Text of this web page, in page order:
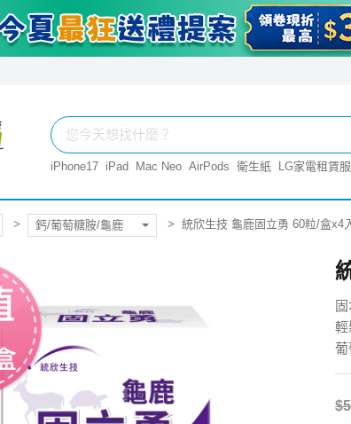
iPhone17 iPad Mac Neo AirPods 衛生紙 LG家電租賃
鈣/葡萄糖胺/龜鹿 統欣生技 龜鹿固立勇 60粒/盒x4
輕
葡